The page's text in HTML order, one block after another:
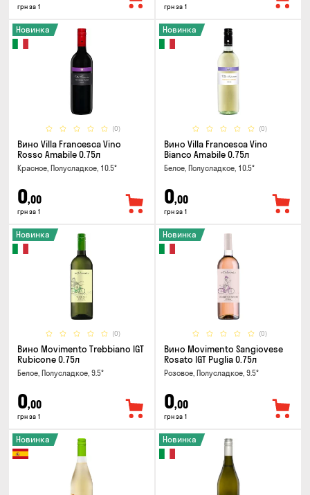
грн за 1 грн за 1
(0)
Новинка
Вино Villa Francesca Vino
Rosso Amabile 0.75л
Красное, Полусладкое, 10.5°
0,00
грн за 1
(0)
Новинка
Вино Villa Francesca Vino
Bianco Amabile 0.75л
Белое, Полусладкое, 10.5°
0,00
грн за 1
(0)
Новинка
Вино Movimento Trebbiano IGT
Rubicone 0.75л
Белое, Полусладкое, 9.5°
0,00
грн за 1
(0)
Новинка
Вино Movimento Sangiovese
Rosato IGT Puglia 0.75л
Розовое, Полусладкое, 9.5°
0,00
грн за 1
Новинка Новинка